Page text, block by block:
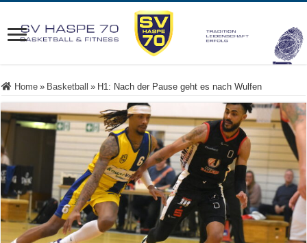
Home » Basketball » H1: Nach der Pause geht es nach Wulfen